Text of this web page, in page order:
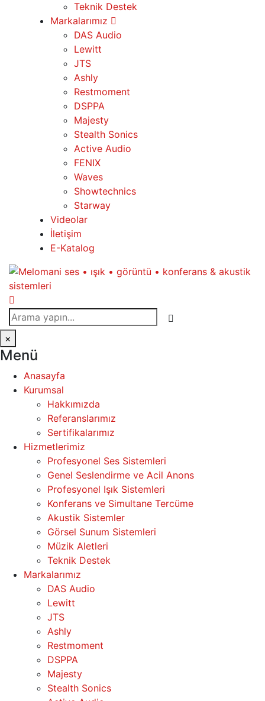
Teknik Destek
Markalarımız
DAS Audio
Lewitt
JTS
Ashly
Restmoment
DSPPA
Majesty
Stealth Sonics
Active Audio
FENIX
Waves
Showtechnics
Starway
Videolar
İletişim
E-Katalog
×
Menü
Anasayfa
Kurumsal
Hakkımızda
Referanslarımız
Sertifikalarımız
Hizmetlerimiz
Profesyonel Ses Sistemleri
Genel Seslendirme ve Acil Anons
Profesyonel Işık Sistemleri
Konferans ve Simultane Tercüme
Akustik Sistemler
Görsel Sunum Sistemleri
Müzik Aletleri
Teknik Destek
Markalarımız
DAS Audio
Lewitt
JTS
Ashly
Restmoment
DSPPA
Majesty
Stealth Sonics